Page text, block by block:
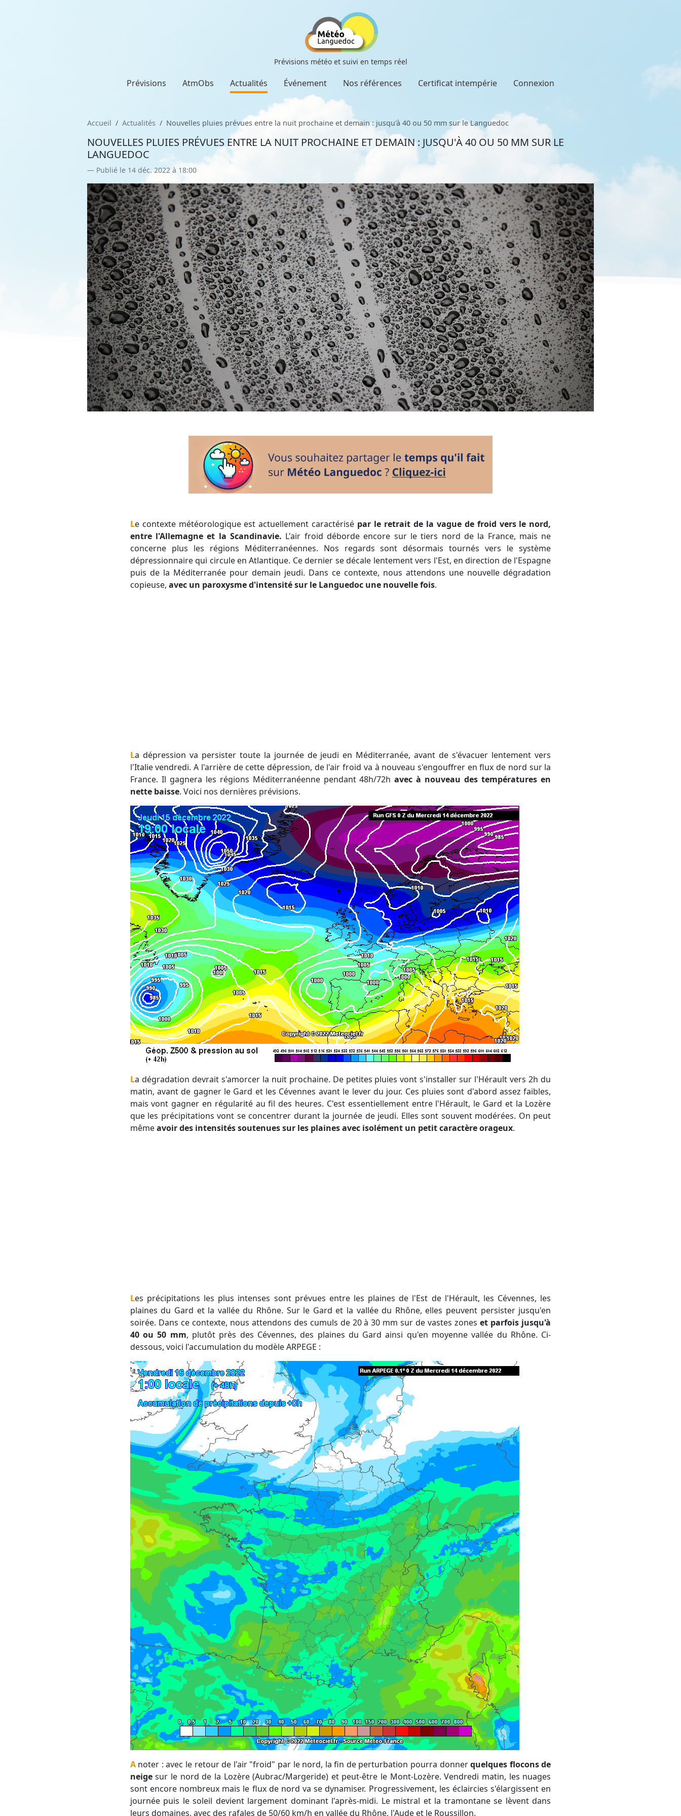
Prévisions météo et suivi en temps réel
Prévisions AtmObs Actualités Événement Nos références Certificat intempérie Connexion
Accueil Actualités Nouvelles pluies prévues entre la nuit prochaine et demain : jusqu'à 40 ou 50 mm sur le Languedoc
NOUVELLES PLUIES PRÉVUES ENTRE LA NUIT PROCHAINE ET DEMAIN : JUSQU'À 40 OU 50 MM SUR LE
LANGUEDOC
Publié le 14 déc. 2022 à 18:00
Le contexte météorologique est actuellement caractérisé par le retrait de la vague de froid vers le nord,
entre l'Allemagne et la Scandinavie. L'air froid déborde encore sur le tiers nord de la France, mais ne
concerne plus les régions Méditerranéennes. Nos regards sont désormais tournés vers le système
dépressionnaire qui circule en Atlantique. Ce dernier se décale lentement vers l'Est, en direction de l'Espagne
puis de la Méditerranée pour demain jeudi. Dans ce contexte, nous attendons une nouvelle dégradation
copieuse, avec un paroxysme d'intensité sur le Languedoc une nouvelle fois.
La dépression va persister toute la journée de jeudi en Méditerranée, avant de s'évacuer lentement vers
l'Italie vendredi. A l'arrière de cette dépression, de l'air froid va à nouveau s'engouffrer en flux de nord sur la
France. Il gagnera les régions Méditerranéenne pendant 48h/72havec à nouveau des températures en
nette baisse. Voici nos dernières prévisions.
La dégradation devrait s'amorcer la nuit prochaine. De petites pluies vont s'installer sur l'Hérault vers 2h du
matin, avant de gagner le Gard et les Cévennes avant le lever du jour. Ces pluies sont d'abord assez faibles,
mais vont gagner en régularité au fil des heures. C'est essentiellement entre l'Hérault, le Gard et la Lozère
que les précipitations vont se concentrer durant la journée de jeudi. Elles sont souvent modérées. On peut
mêmeavoir des intensités soutenues sur les plaines avec isolément un petit caractère orageux.
Les précipitations les plus intenses sont prévues entre les plaines de l'Est de l'Hérault, les Cévennes, les
plaines du Gard et la vallée du Rhône. Sur le Gard et la vallée du Rhône, elles peuvent persister jusqu'en
soirée. Dans ce contexte, nous attendons des cumuls de 20 à 30 mm sur de vastes zoneset parfois jusqu'à
40 ou 50 mm, plutôt près des Cévennes, des plaines du Gard ainsi qu'en moyenne vallée du Rhône. Ci-
dessous, voici l'accumulation du modèle ARPEGE :
A noter : avec le retour de l'air "froid" par le nord, la fin de perturbation pourra donnerquelques flocons de
neigesur le nord de la Lozère (Aubrac/Margeride) et peut-être le Mont-Lozère. Vendredi matin, les nuages
sont encore nombreux mais le flux de nord va se dynamiser. Progressivement, les éclaircies s'élargissent en
journée puis le soleil devient largement dominant l'après-midi. Le mistral et la tramontane se lèvent dans
leurs domaines, avec des rafales de 50/60 km/h en vallée du Rhône, l'Aude et le Roussillon.